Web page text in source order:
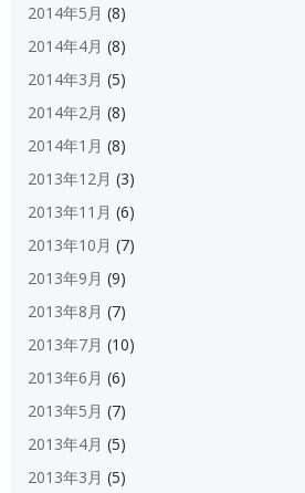
2014年5月 (8)
2014年4月 (8)
2014年3月 (5)
2014年2月 (8)
2014年1月 (8)
2013年12月 (3)
2013年11月 (6)
2013年10月 (7)
2013年9月 (9)
2013年8月 (7)
2013年7月 (10)
2013年6月 (6)
2013年5月 (7)
2013年4月 (5)
2013年3月 (5)